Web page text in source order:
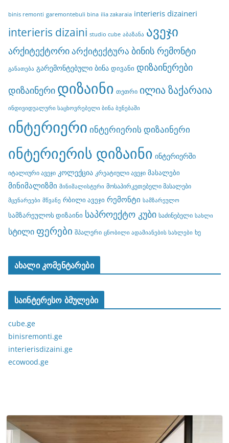
binis remonti garemontebuli bina ilia zakaraia interieris dizaineri
interieris dizaini studio cube აბაზანა ავეჯი
არქიტექტორიარქიტექტურა ბინის რემონტი
განათება გარემონტებული ბინა დივანი დიზაინერები
დიზაინერი დიზაინი თეთრი ილია ზაქარაია
ინდივიდუალური საცხოვრებელი ბინა ბუნებაში
ინტერიერი ინტერიერის დიზაინერი
ინტერიერის დიზაინი ინტერიერში
იტალიური ავეჯი კოლექცია კრეატიული ავეჯი მასალები
მინიმალიზმი მინიმალისტური მოსაპირკეთებელი მასალები
მცენარეები მწვანე რბილი ავეჯი რემონტი სამზარეულო
სამზარეულოს დიზაინი საპროექტო კუბი საძინებელი სახლი
სტილი ფერები შპალერი ცნობილი ადამიანების სახლები ხე
ახალი კომენტარები
საინტერესო ბმულები
cube.ge
binisremonti.ge
interierisdizaini.ge
ecowood.ge